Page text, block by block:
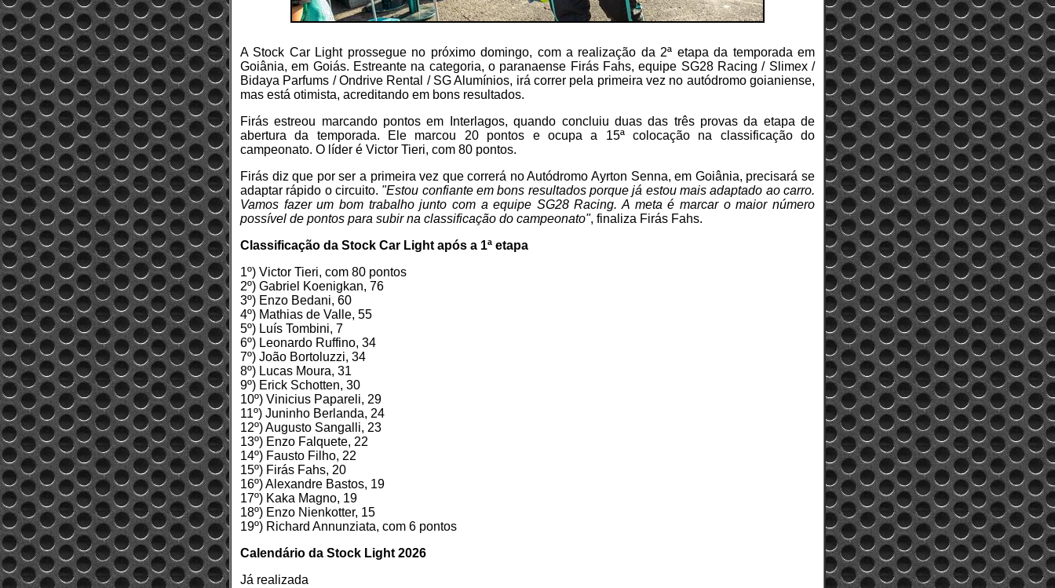
A Stock Car Light prossegue no próximo domingo, com a realização da 2ª etapa da temporada em
Goiânia, em Goiás. Estreante na categoria, o paranaense Firás Fahs, equipe SG28 Racing / Slimex /
Bidaya Parfums / Ondrive Rental / SG Alumínios, irá correr pela primeira vez no autódromo goianiense,
mas está otimista, acreditando em bons resultados.
Firás estreou marcando pontos em Interlagos, quando concluiu duas das três provas da etapa de
abertura da temporada. Ele marcou 20 pontos e ocupa a 15ª colocação na classificação do
campeonato. O líder é Victor Tieri, com 80 pontos.
Firás diz que por ser a primeira vez que correrá no Autódromo Ayrton Senna, em Goiânia, precisará se
adaptar rápido o circuito. "Estou confiante em bons resultados porque já estou mais adaptado ao carro.
Vamos fazer um bom trabalho junto com a equipe SG28 Racing. A meta é marcar o maior número
possível de pontos para subir na classificação do campeonato", finaliza Firás Fahs.
Classificação da Stock Car Light após a 1ª etapa
1º) Victor Tieri, com 80 pontos
2º) Gabriel Koenigkan, 76
3º) Enzo Bedani, 60
4º) Mathias de Valle, 55
5º) Luís Tombini, 7
6º) Leonardo Ruffino, 34
7º) João Bortoluzzi, 34
8º) Lucas Moura, 31
9º) Erick Schotten, 30
10º) Vinicius Papareli, 29
11º) Juninho Berlanda, 24
12º) Augusto Sangalli, 23
13º) Enzo Falquete, 22
14º) Fausto Filho, 22
15º) Firás Fahs, 20
16º) Alexandre Bastos, 19
17º) Kaka Magno, 19
18º) Enzo Nienkotter, 15
19º) Richard Annunziata, com 6 pontos
Calendário da Stock Light 2026
Já realizada